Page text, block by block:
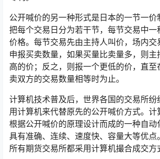
公开喊价的另一种形式是日本的一节一价
把每个交易日分为若干节，每节交易中一
价格。每节交易先由主持人叫价，场内交
申报买卖数量，如果买量比卖量多，则主
高的价；反之，则报一个更低的价，直至
卖双方的交易数量相等时为止。
计算机技术普及后，世界各国的交易所纷
用计算机来代替原先的公开喊价方式。计
根据公开喊价的原理设计而成的一种自动
具有准确、连续、速度快、容量大等优点
所有期货交易所都采用计算机撮合成交方